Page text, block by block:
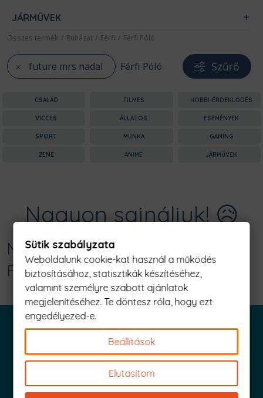
JÁRMŰVEK
Összes termék / Ruházat / Férfi / Férfi Póló
future mrs nadal Férfi Póló Szűrő
CSALÁD FILMES HOBBI-ÉRDEKLŐDÉS
VICCES ÁLLATOS ESEMÉNYEK
SPORT MUNKA GAMING
ZENE ANIME JÁRMŰVEK
Nagyon sajnáljuk! 😥
Nincs találat erre: "future mrs nadal
Férfi Póló"
Iratkozz fel és küldjük is az 1000 Ft értékű kuponod!
Sütik szabályzata
Weboldalunk cookie-kat használ a működés
biztosításához, statisztikák készítéséhez,
valamint személyre szabott ajánlatok
megjelenítéséhez. Te döntesz róla, hogy ezt
engedélyezed-e.
Beállítások
Elutasítom